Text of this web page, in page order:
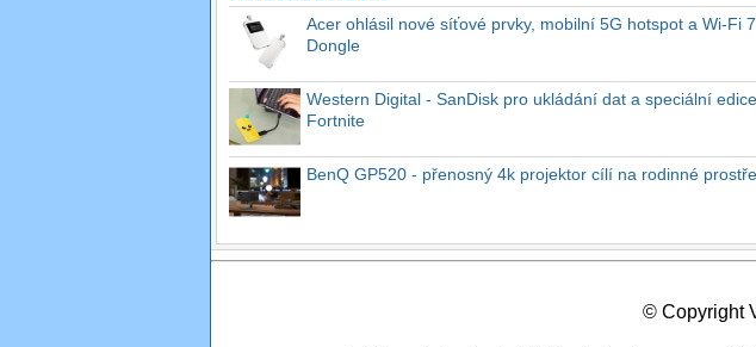
Acer ohlásil nové síťové prvky, mobilní 5G hotspot a Wi-Fi 7
Dongle
Western Digital - SanDisk pro ukládání dat a speciální edice
Fortnite
BenQ GP520 - přenosný 4k projektor cílí na rodinné
© Copyright